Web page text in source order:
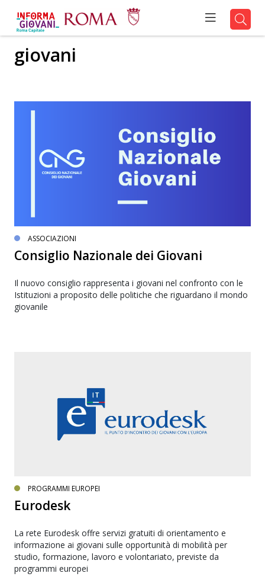
giovani
ASSOCIAZIONI
Consiglio Nazionale dei Giovani
Il nuovo consiglio rappresenta i giovani nel confronto con le
Istituzioni a proposito delle politiche che riguardano il mondo
giovanile
PROGRAMMI EUROPEI
Eurodesk
La rete Eurodesk offre servizi gratuiti di orientamento e
informazione ai giovani sulle opportunità di mobilità per
studio, formazione, lavoro e volontariato, previste da
programmi europei